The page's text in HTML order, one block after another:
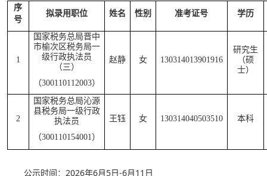
序
号
拟录用职位 姓名 性别 准考证号 学历
1
国家税务总局晋中
市榆次区税务局一
级行政执法员
（三）
（300110112003）
赵静 女 130314013901916
研究生
（硕
士）
2
国家税务总局沁源
县税务局一级行政
执法员
（300110154001）
王钰 女 130314040503510 本科
公示时间：2026年6月5日-6月11日